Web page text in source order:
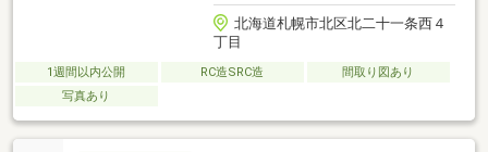
北海道札幌市北区北二十一条西４
丁目
1週間以内公開 RC造SRC造
間取り図あり
写真あり